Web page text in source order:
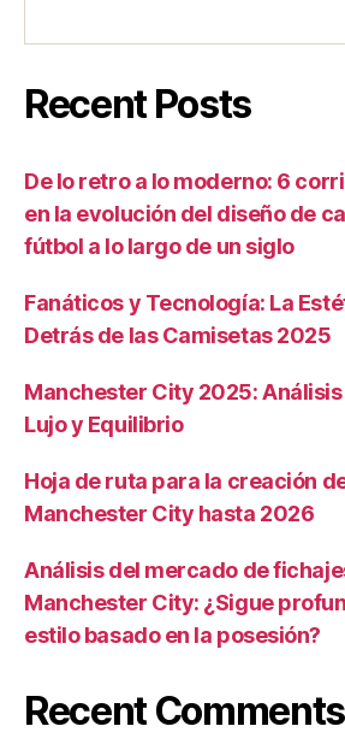
Recent Posts
De lo retro a lo moderno: 6
en la evolución del diseño de
fútbol a lo largo de un siglo
Fanáticos y Tecnología: La
Detrás de las Camisetas 2025
Manchester City 2025:
Lujo y Equilibrio
Hoja de ruta para la creación
Manchester City hasta 2026
Análisis del mercado de
Manchester City: ¿Sigue
estilo basado en la posesión?
Recent Comments